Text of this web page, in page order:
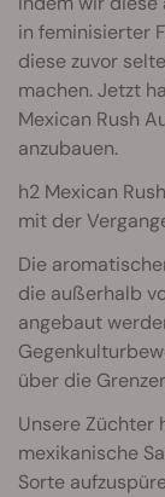
in feminisierter
diese zuvor
machen. Jetzt
Mexican Rush
anzubauen.
h2 Mexican
mit der
Die
die außerhalb
angebaut
über die
Unsere Züchter
mexikanische
Sorte